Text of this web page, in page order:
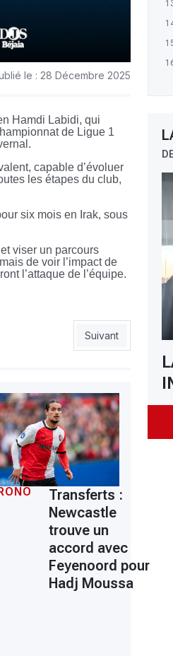
le : 28 Décembre 2025
Hamdi Labidi, qui
de Ligue 1
capable d’évoluer
les étapes du club,
six mois en Irak, sous
viser un parcours
de voir l’impact de
l’attaque de l’équipe.
» Article suivant :
Suivant
Transferts :
Newcastle
trouve un
accord avec
Feyenoord pour
Hadj Moussa